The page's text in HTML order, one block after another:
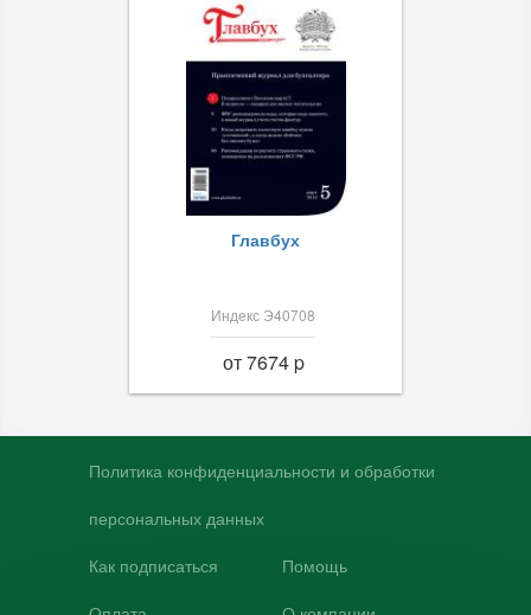
Главбух
Индекс Э40708
от 7674 p
Политика конфиденциальности и обработки
персональных данных
Как подписаться Помощь